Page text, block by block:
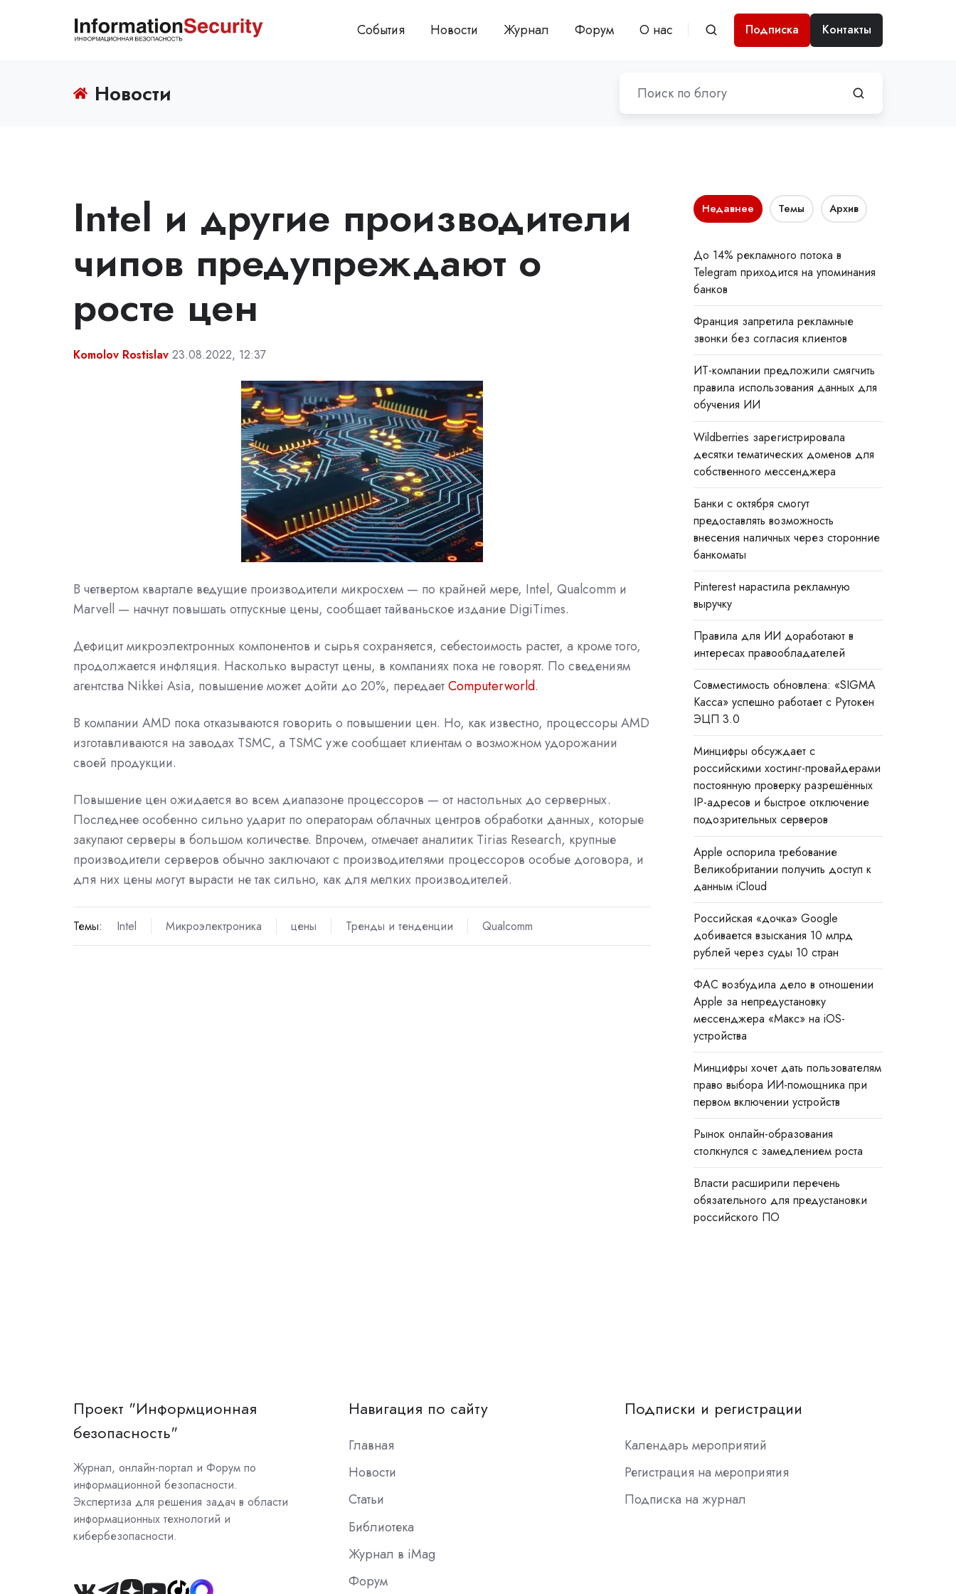
События Новости Журнал Форум О нас Подписка Контакты
Новости
Intel и другие производители
чипов предупреждают о
росте цен
Komolov Rostislav 23.08.2022, 12:37
В четвертом квартале ведущие производители микросхем — по крайней мере, Intel, Qualcomm и
Marvell — начнут повышать отпускные цены, сообщает тайваньское издание DigiTimes.
Дефицит микроэлектронных компонентов и сырья сохраняется, себестоимость растет, а кроме того,
продолжается инфляция. Насколько вырастут цены, в компаниях пока не говорят. По сведениям
агентства Nikkei Asia, повышение может дойти до 20%, передаетComputerworld.
В компании AMD пока отказываются говорить о повышении цен. Но, как известно, процессоры AMD
изготавливаются на заводах TSMC, а TSMC уже сообщает клиентам о возможном удорожании
своей продукции.
Повышение цен ожидается во всем диапазоне процессоров — от настольных до серверных.
Последнее особенно сильно ударит по операторам облачных центров обработки данных, которые
закупают серверы в большом количестве. Впрочем, отмечает аналитик Tirias Research, крупные
производители серверов обычно заключают с производителями процессоров особые договора, и
для них цены могут вырасти не так сильно, как для мелких производителей.
Темы: Intel Микроэлектроника цены Тренды и тенденции Qualcomm
Недавнее Темы Архив
До 14% рекламного потока в
Telegram приходится на упоминания
банков
Франция запретила рекламные
звонки без согласия клиентов
ИТ-компании предложили смягчить
правила использования данных для
обучения ИИ
Wildberries зарегистрировала
десятки тематических доменов для
собственного мессенджера
Банки с октября смогут
предоставлять возможность
внесения наличных через сторонние
банкоматы
Pinterest нарастила рекламную
выручку
Правила для ИИ доработают в
интересах правообладателей
Совместимость обновлена: «SIGMA
Касса» успешно работает с Рутокен
ЭЦП 3.0
Минцифры обсуждает с
российскими хостинг-провайдерами
постоянную проверку разрешённых
IP-адресов и быстрое отключение
подозрительных серверов
Apple оспорила требование
Великобритании получить доступ к
данным iCloud
Российская «дочка» Google
добивается взыскания 10 млрд
рублей через суды 10 стран
ФАС возбудила дело в отношении
Apple за непредустановку
мессенджера «Макс» на iOS-
устройства
Минцифры хочет дать пользователям
право выбора ИИ-помощника при
первом включении устройств
Рынок онлайн-образования
столкнулся с замедлением роста
Власти расширили перечень
обязательного для предустановки
российского ПО
Проект "Информционная
безопасность"
Журнал, онлайн-портал и Форум по
информационной безопасности.
Экспертиза для решения задач в области
информационных технологий и
кибербезопасности.
Навигация по сайту
Главная
Новости
Статьи
Библиотека
Журнал в iMag
Форум
Подписки и регистрации
Календарь мероприятий
Регистрация на мероприятия
Подписка на журнал